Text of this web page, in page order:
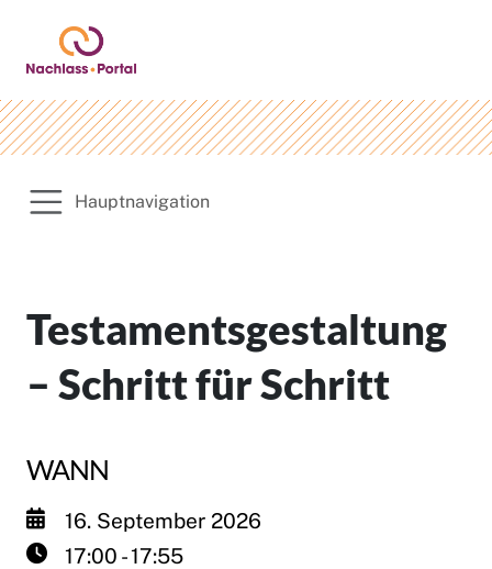
Hauptnavigation
Testamentsgestaltung
– Schritt für Schritt
WANN
16. September 2026
17:00 - 17:55